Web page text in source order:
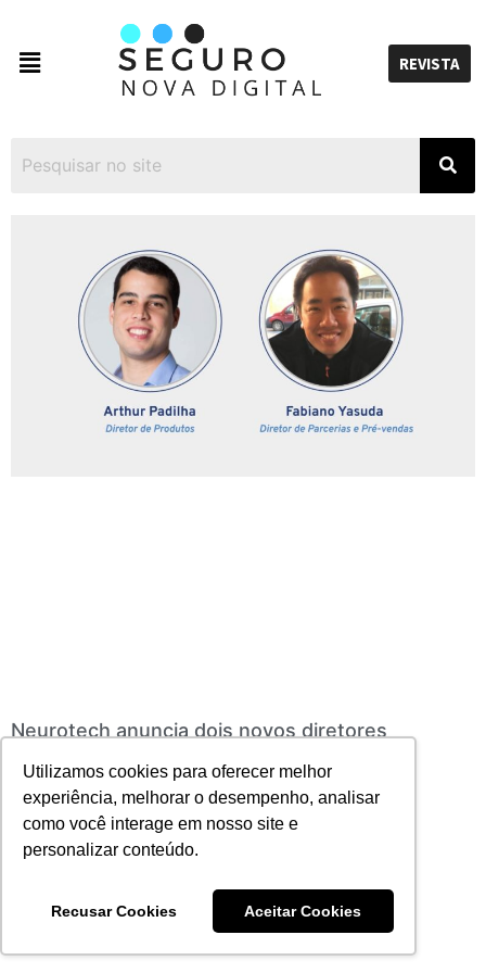
Utilizamos cookies para oferecer melhor
experiência, melhorar o desempenho, analisar
como você interage em nosso site e
personalizar conteúdo.
Recusar Cookies Aceitar Cookies
REVISTA
Neurotech anuncia dois novos diretores